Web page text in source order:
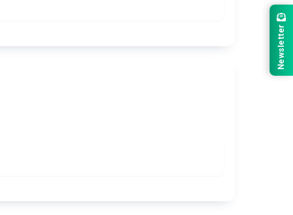
Newsletter